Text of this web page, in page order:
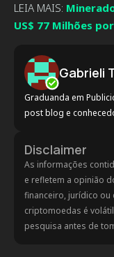
LEIA MAIS:
US$ 77 Milhões
Gabrieli
Graduanda em
post blog e
Disclaimer
As informações
e refletem a opinião
financeiro, jurídico ou
criptomoedas é
pesquisa antes de